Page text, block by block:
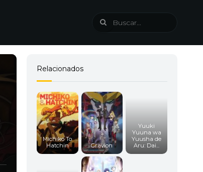
Relacionados
Michiko To
Hatchin
Gravion
Yuuki
Yuuna wa
Yuusha de
Aru: Dai...